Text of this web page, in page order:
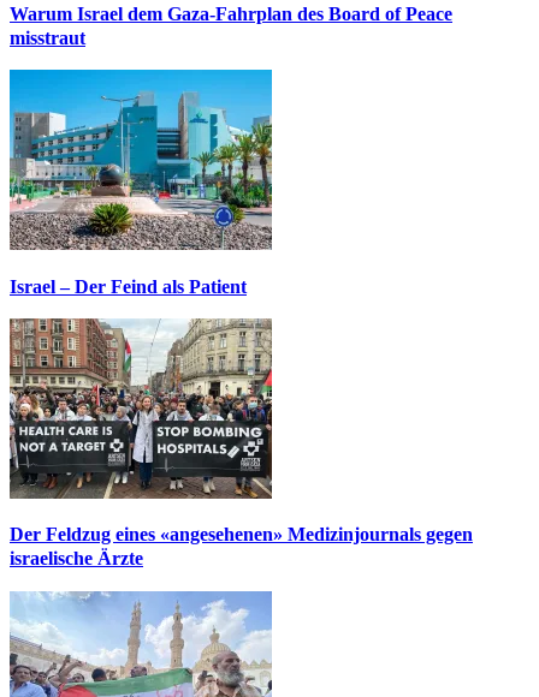
Warum Israel dem Gaza-Fahrplan des Board of Peace
misstraut
Israel – Der Feind als Patient
Der Feldzug eines «angesehenen» Medizinjournals gegen
israelische Ärzte